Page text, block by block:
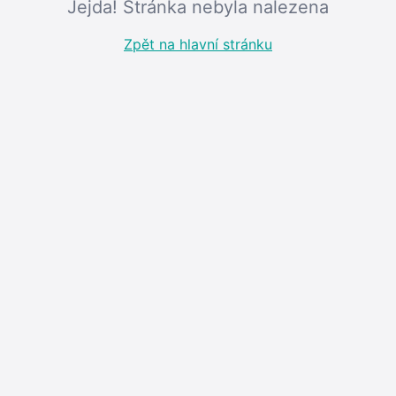
Jejda! Stránka nebyla nalezena
Zpět na hlavní stránku